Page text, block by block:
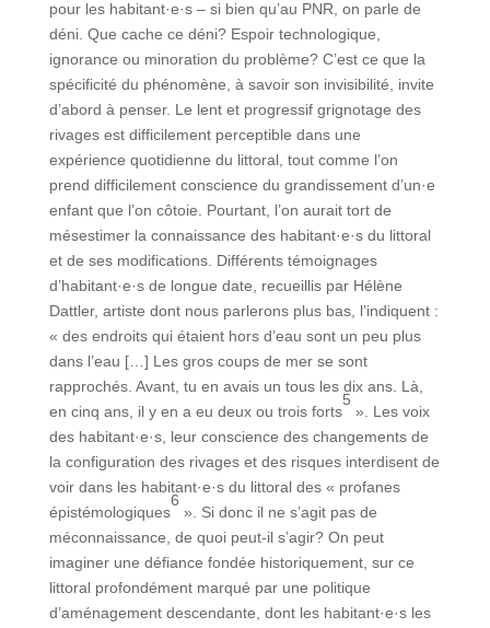
pour les habitant·e·s – si bien qu’au PNR, on parle de
déni. Que cache ce déni? Espoir technologique,
ignorance ou minoration du problème? C’est ce que la
spécificité du phénomène, à savoir son invisibilité, invite
d’abord à penser. Le lent et progressif grignotage des
rivages est difficilement perceptible dans une
expérience quotidienne du littoral, tout comme l’on
prend difficilement conscience du grandissement d’un·e
enfant que l’on côtoie. Pourtant, l’on aurait tort de
mésestimer la connaissance des habitant·e·s du littoral
et de ses modifications. Différents témoignages
d’habitant·e·s de longue date, recueillis par Hélène
Dattler, artiste dont nous parlerons plus bas, l’indiquent :
« des endroits qui étaient hors d’eau sont un peu plus
dans l’eau […] Les gros coups de mer se sont
rapprochés. Avant, tu en avais un tous les dix ans. Là,
en cinq ans, il y en a eu deux ou trois forts
5
». Les voix
des habitant·e·s, leur conscience des changements de
la configuration des rivages et des risques interdisent de
voir dans les habitant·e·s du littoral des « profanes
épistémologiques
6
». Si donc il ne s’agit pas de
méconnaissance, de quoi peut-il s’agir? On peut
imaginer une défiance fondée historiquement, sur ce
littoral profondément marqué par une politique
d’aménagement descendante, dont les habitant·e·s les